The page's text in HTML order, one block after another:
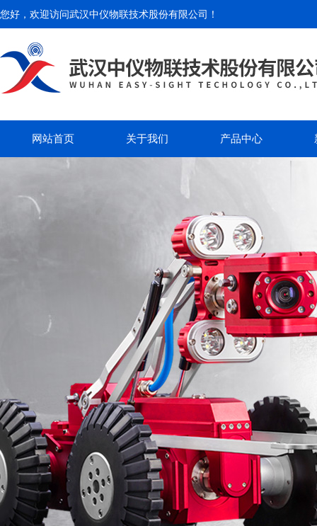
您好，欢迎访问武汉中仪物联技术股份有限公司 ！
网站首页 关于我们 产品中心